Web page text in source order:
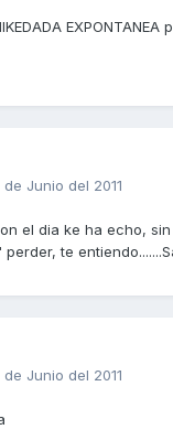
EXPONTANEA
de Junio del 2011
el dia ke ha echo,
te
de Junio del 2011